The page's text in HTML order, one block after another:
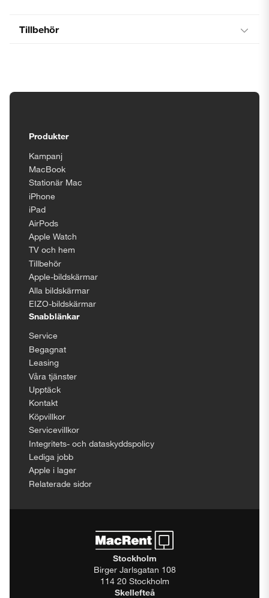
Tillbehör
Produkter
Kampanj
MacBook
Stationär Mac
iPhone
iPad
AirPods
Apple Watch
TV och hem
Tillbehör
Apple-bildskärmar
Alla bildskärmar
EIZO-bildskärmar
Snabblänkar
Service
Begagnat
Leasing
Våra tjänster
Upptäck
Kontakt
Köpvillkor
Servicevillkor
Integritets- och dataskyddspolicy
Lediga jobb
Apple i lager
Relaterade sidor
Stockholm
Birger Jarlsgatan 108
114 20 Stockholm
Skellefteå